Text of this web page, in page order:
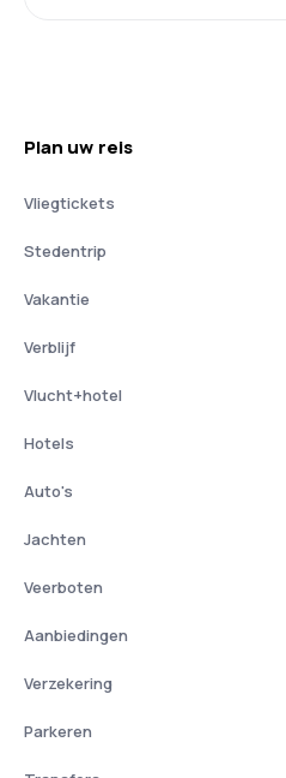
Plan uw reis
Vliegtickets
Stedentrip
Vakantie
Verblijf
Vlucht+hotel
Hotels
Auto's
Jachten
Veerboten
Aanbiedingen
Verzekering
Parkeren